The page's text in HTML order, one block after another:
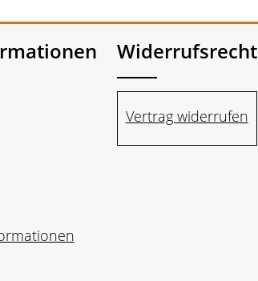
Widerrufsrecht
Vertrag widerrufen